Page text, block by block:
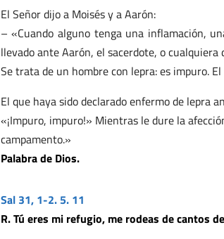
El Señor dijo a Moisés y a Aarón:
– «Cuando alguno tenga una inflamación,
llevado ante Aarón, el sacerdote, o cualquiera
Se trata de un hombre con lepra: es impuro.
El que haya sido declarado enfermo de lepra
«¡Impuro, impuro!» Mientras le dure la
campamento.»
Palabra de Dios.
Sal 31, 1-2. 5. 11
R. Tú eres mi refugio, me rodeas de cantos